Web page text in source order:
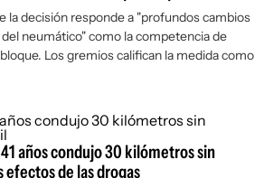
la decisión responde a "profundos cambios
neumático" como la competencia de
Los gremios califican la medida como
años condujo 30 kilómetros sin
efectos de las drogas